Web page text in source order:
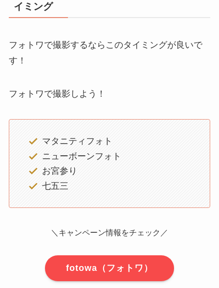
イミング
フォトワで撮影するならこのタイミングが良いで
す！
フォトワで撮影しよう！
マタニティフォト
ニューボーンフォト
お宮参り
七五三
＼キャンペーン情報をチェック／
fotowa（フォトワ）